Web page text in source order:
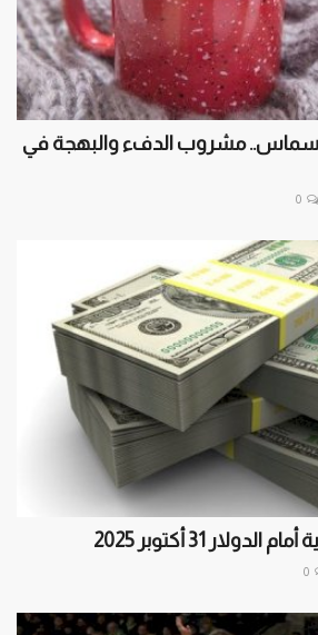
مشروب الدفء والبهجة في
0
31 أكتوبر 2025
0